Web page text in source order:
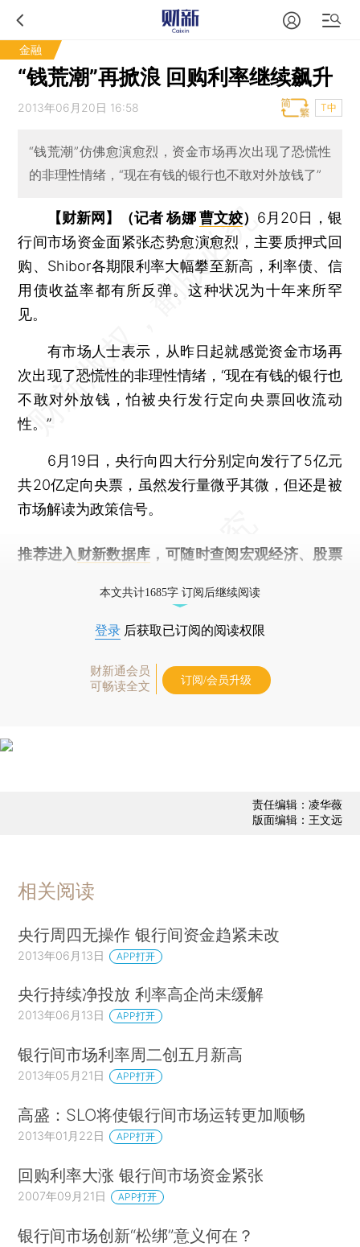
金融
“钱荒潮”再掀浪 回购利率继续飙升
2013年06月20日 16:58 T中
“钱荒潮”仿佛愈演愈烈，资金市场再次出现了恐慌性
的非理性情绪，“现在有钱的银行也不敢对外放钱了”
【财新网】（记者 杨娜曹文姣） 6月20日，银
行间市场资金面紧张态势愈演愈烈，主要质押式回
购、Shibor各期限利率大幅攀至新高，利率债、信
用债收益率都有所反弹。这种状况为十年来所罕
见。
有市场人士表示，从昨日起就感觉资金市场再
次出现了恐慌性的非理性情绪，“现在有钱的银行也
不敢对外放钱，怕被央行发行定向央票回收流动
性。”
6月19日，央行向四大行分别定向发行了5亿元
共20亿定向央票，虽然发行量微乎其微，但还是被
市场解读为政策信号。
推荐进入 财新数据库 ，可随时查阅宏观经济、股票
本文共计1685字 订阅后继续阅读
登录 后获取已订阅的阅读权限
财新通会员
可畅读全文
订阅/会员升级
责任编辑：凌华薇
版面编辑：王文远
相关阅读
央行周四无操作 银行间资金趋紧未改
2013年06月13日 APP打开
央行持续净投放 利率高企尚未缓解
2013年06月13日 APP打开
银行间市场利率周二创五月新高
2013年05月21日 APP打开
高盛：SLO将使银行间市场运转更加顺畅
2013年01月22日 APP打开
回购利率大涨 银行间市场资金紧张
2007年09月21日 APP打开
银行间市场创新“松绑”意义何在？